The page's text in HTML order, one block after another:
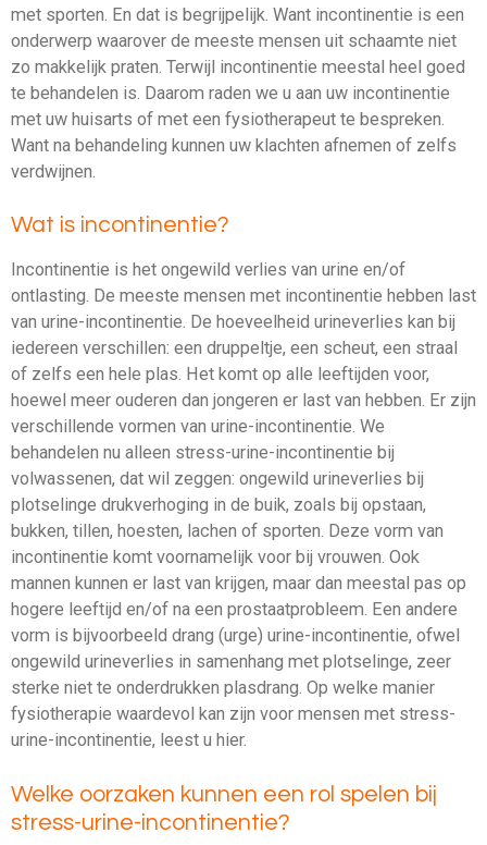
met sporten. En dat is begrijpelijk. Want incontinentie is een
onderwerp waarover de meeste mensen uit schaamte niet
zo makkelijk praten. Terwijl incontinentie meestal heel goed
te behandelen is. Daarom raden we u aan uw incontinentie
met uw huisarts of met een fysiotherapeut te bespreken.
Want na behandeling kunnen uw klachten afnemen of zelfs
verdwijnen.
Wat is incontinentie?
Incontinentie is het ongewild verlies van urine en/of
ontlasting. De meeste mensen met incontinentie hebben last
van urine-incontinentie. De hoeveelheid urineverlies kan bij
iedereen verschillen: een druppeltje, een scheut, een straal
of zelfs een hele plas. Het komt op alle leeftijden voor,
hoewel meer ouderen dan jongeren er last van hebben. Er zijn
verschillende vormen van urine-incontinentie. We
behandelen nu alleen stress-urine-incontinentie bij
volwassenen, dat wil zeggen: ongewild urineverlies bij
plotselinge drukverhoging in de buik, zoals bij opstaan,
bukken, tillen, hoesten, lachen of sporten. Deze vorm van
incontinentie komt voornamelijk voor bij vrouwen. Ook
mannen kunnen er last van krijgen, maar dan meestal pas op
hogere leeftijd en/of na een prostaatprobleem. Een andere
vorm is bijvoorbeeld drang (urge) urine-incontinentie, ofwel
ongewild urineverlies in samenhang met plotselinge, zeer
sterke niet te onderdrukken plasdrang. Op welke manier
fysiotherapie waardevol kan zijn voor mensen met stress-
urine-incontinentie, leest u hier.
Welke oorzaken kunnen een rol spelen bij
stress-urine-incontinentie?